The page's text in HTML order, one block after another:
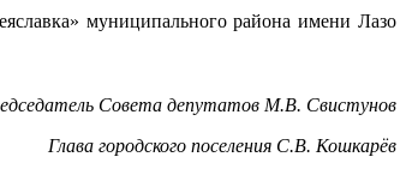
муниципального района имени Лазо
Совета депутатов М.В. Свистунов
Глава городского поселения С.В. Кошкарёв